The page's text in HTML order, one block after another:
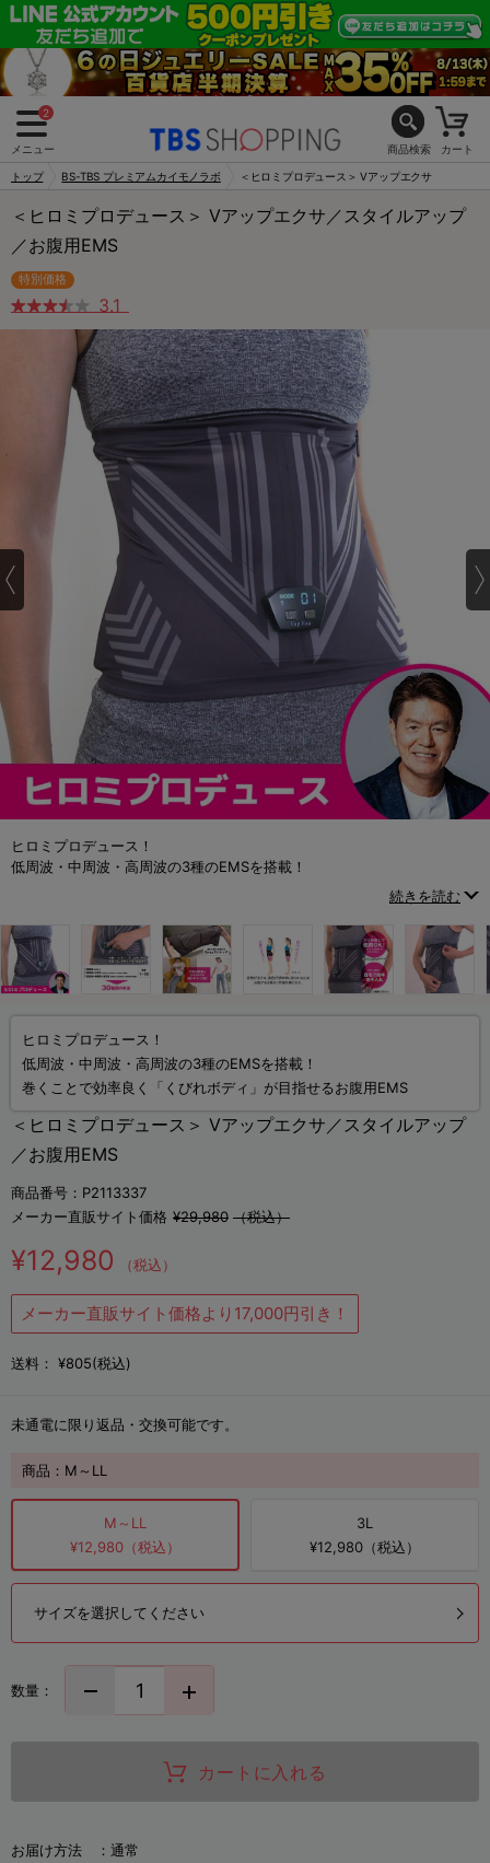
2
メニュー 商品検索 カート
トップ BS-TBS プレミアムカイモノラボ ＜ヒロミプロデュース＞ Vアップエクサ
＜ヒロミプロデュース＞ Vアップエクサ／スタイルアップ
／お腹用EMS
特別価格
3.1
ヒロミプロデュース！
低周波・中周波・高周波の3種のEMSを搭載！
巻くことで効率良く「くびれボディ」が目指せるお腹用EMS続きを読む
ヒロミプロデュース！
低周波・中周波・高周波の3種のEMSを搭載！
巻くことで効率良く「くびれボディ」が目指せるお腹用EMS
＜ヒロミプロデュース＞ Vアップエクサ／スタイルアップ
／お腹用EMS
商品番号：P2113337
メーカー直販サイト価格 ¥29,980 （税込）
¥12,980 （税込）
メーカー直販サイト価格より17,000円引き！
送料： ¥805(税込)
未通電に限り返品・交換可能です。
商品： M～LL
M～LL
¥12,980（税込）
3L
¥12,980（税込）
サイズを選択してください
数量：
カートに入れる
お届け方法 ： 通常